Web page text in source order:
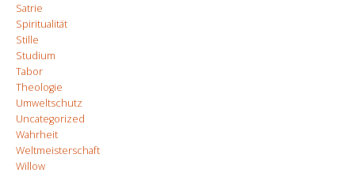
Satrie
Spiritualität
Stille
Studium
Tabor
Theologie
Umweltschutz
Uncategorized
Wahrheit
Weltmeisterschaft
Willow